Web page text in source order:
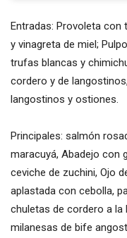
Entradas: Provoleta
y vinagreta de miel;
trufas blancas y
cordero y de
langostinos y ostiones.
Principales: salmón
maracuyá, Abadejo con
ceviche de zuchini, Ojo
aplastada con cebolla,
chuletas de cordero a la
milanesas de bife